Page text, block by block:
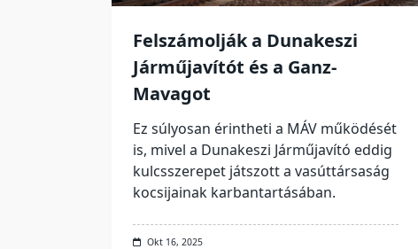
Felszámolják a Dunakeszi
Járműjavítót és a Ganz-
Mavagot
Ez súlyosan érintheti a MÁV működését
is, mivel a Dunakeszi Járműjavító eddig
kulcsszerepet játszott a vasúttársaság
kocsijainak karbantartásában.
Okt 16, 2025